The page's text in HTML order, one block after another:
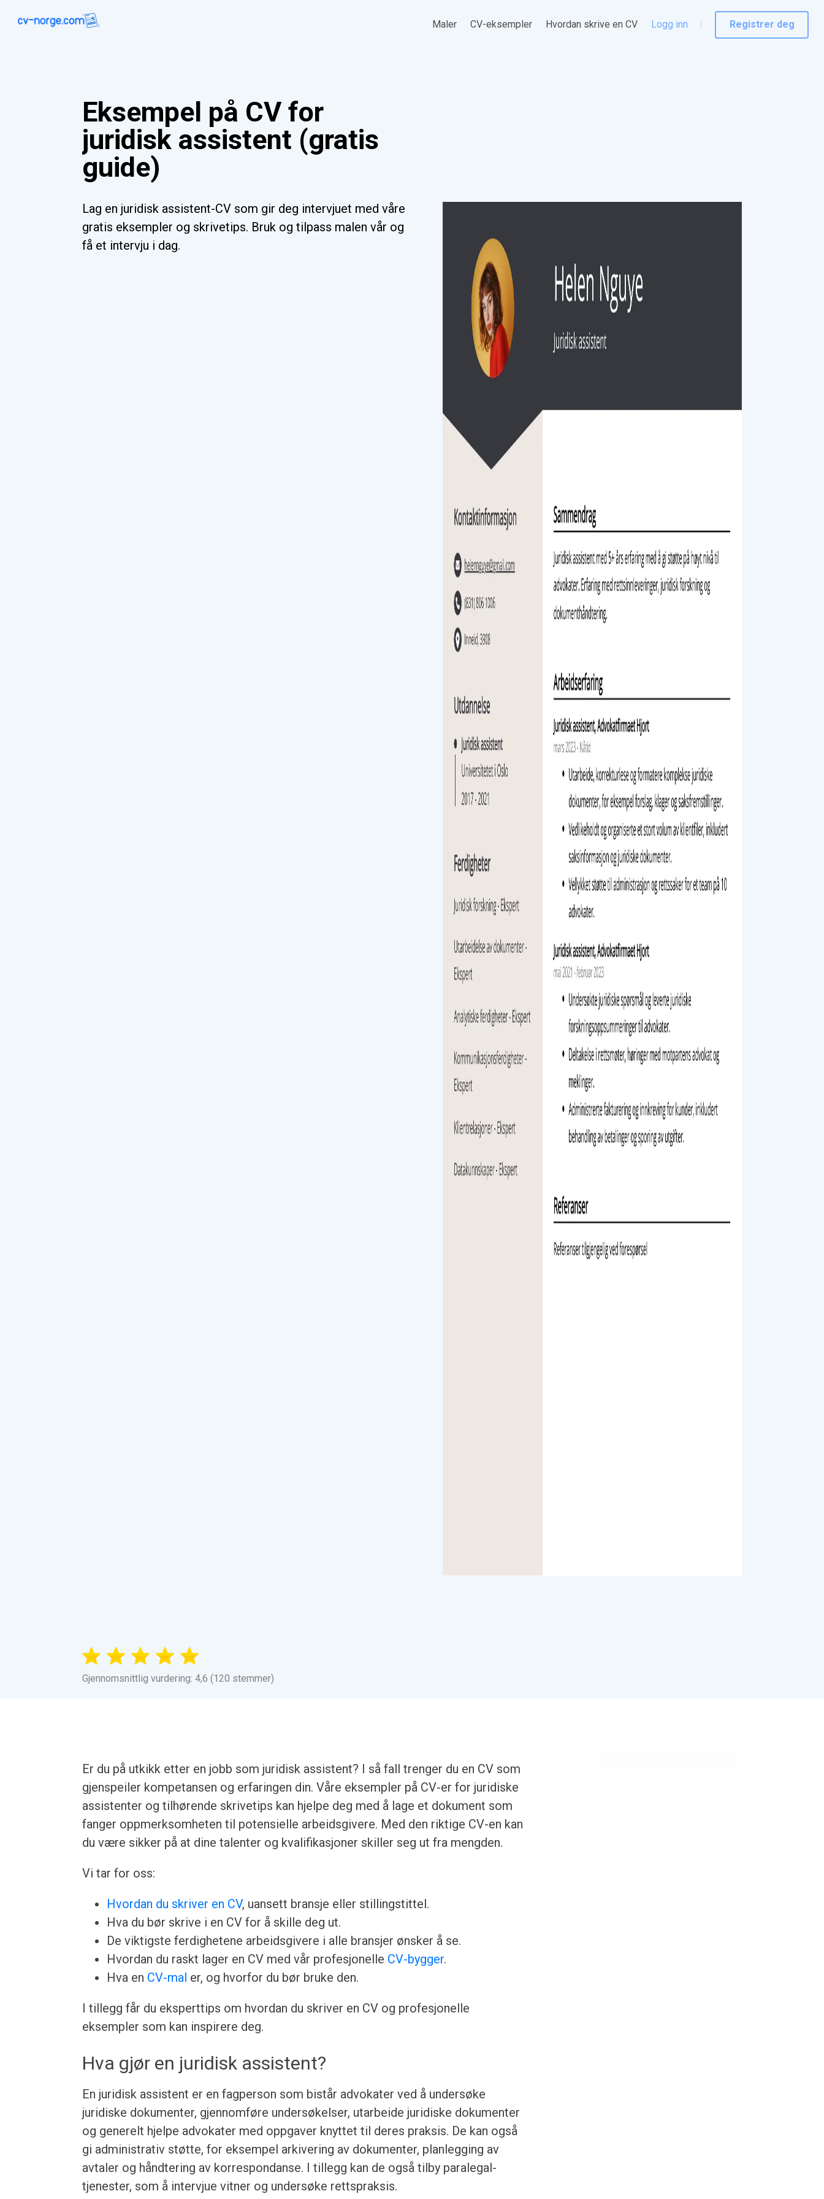
Maler CV-eksempler Hvordan skrive en CV Logg inn Registrer deg
Eksempel på CV for
juridisk assistent (gratis
guide)
Lag en juridisk assistent-CV som gir deg intervjuet med våre
gratis eksempler og skrivetips. Bruk og tilpass malen vår og
få et intervju i dag.
Gjennomsnittlig vurdering: 4,6 (120 stemmer)
Er du på utkikk etter en jobb som juridisk assistent? I så fall trenger du en CV som
gjenspeiler kompetansen og erfaringen din. Våre eksempler på CV-er for juridiske
assistenter og tilhørende skrivetips kan hjelpe deg med å lage et dokument som
fanger oppmerksomheten til potensielle arbeidsgivere. Med den riktige CV-en kan
du være sikker på at dine talenter og kvalifikasjoner skiller seg ut fra mengden.
Vi tar for oss:
Hvordan du skriver en CV, uansett bransje eller stillingstittel.
Hva du bør skrive i en CV for å skille deg ut.
De viktigste ferdighetene arbeidsgivere i alle bransjer ønsker å se.
Hvordan du raskt lager en CV med vår profesjonelle CV-bygger.
Hva en CV-mal er, og hvorfor du bør bruke den.
I tillegg får du eksperttips om hvordan du skriver en CV og profesjonelle
eksempler som kan inspirere deg.
Hva gjør en juridisk assistent?
En juridisk assistent er en fagperson som bistår advokater ved å undersøke
juridiske dokumenter, gjennomføre undersøkelser, utarbeide juridiske dokumenter
og generelt hjelpe advokater med oppgaver knyttet til deres praksis. De kan også
gi administrativ støtte, for eksempel arkivering av dokumenter, planlegging av
avtaler og håndtering av korrespondanse. I tillegg kan de også tilby paralegal-
tjenester, som å intervjue vitner og undersøke rettspraksis.